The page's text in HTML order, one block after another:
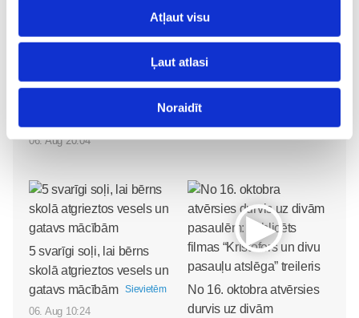
Atļaut visu
Ļaut atlasi
Noraidīt
06. Aug 20:04
5 svarīgi soļi, lai bērns
skolā atgrieztos vesels un
gatavs mācībām
Sievietēm
06. Aug 10:24
No 16. oktobra atvērsies
durvis uz divām